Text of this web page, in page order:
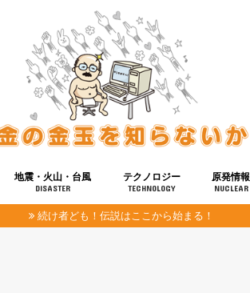
地震・火山・台風
DISASTER
テクノロジー
TECHNOLOGY
健康
宇宙
原発情報
NUCLEAR
続け者ども！伝説はここから始まる！